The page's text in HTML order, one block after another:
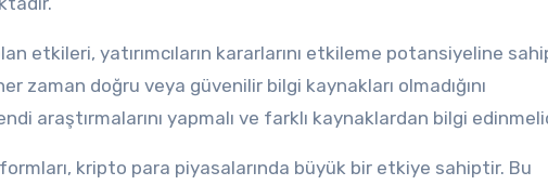
etkileri, yatırımcıların kararlarını etkileme potansiyeline
zaman doğru veya güvenilir bilgi kaynakları olmadığını
araştırmalarını yapmalı ve farklı kaynaklardan bilgi
kripto para piyasalarında büyük bir etkiye sahiptir. Bu